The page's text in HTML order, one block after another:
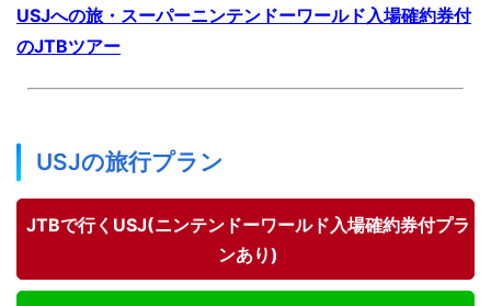
USJへの旅・スーパーニンテンドーワールド入場確約券付
のJTBツアー
USJの旅行プラン
JTBで行くUSJ(ニンテンドーワールド入場確約券付プラ
ンあり)